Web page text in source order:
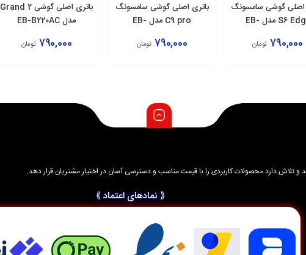
اصلی گوشی سامسونگ
S6 Edge مدل EB-
790,000 تومان
باتری اصلی گوشی سامسونگ
C9 pro مدل EB-
790,000 تومان
باتری اصلی گوشی Grand 2
مدل EB-B220AC
790,000 تومان
و تلاش دارد محصولات کاربردی را با قیمت مناسب و دسترسی آسان در اختیار مشتریان قرار دهد.
⟪ نمادهای اعتماد ⟫